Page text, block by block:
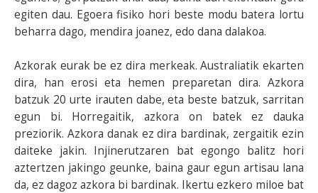
egiten dau. Egoera fisiko hori beste modu batera lortu
beharra dago, mendira joanez, edo dana dalakoa.
Azkorak eurak be ez dira merkeak. Australiatik ekarten
dira, han erosi eta hemen preparetan dira. Azkora
batzuk 20 urte irauten dabe, eta beste batzuk, sarritan
egun bi. Horregaitik, azkora on batek ez dauka
preziorik. Azkora danak ez dira bardinak, zergaitik ezin
daiteke jakin. Injinerutzaren bat egongo balitz hori
aztertzen jakingo geunke, baina gaur egun artisau lana
da, ez dagoz azkora bi bardinak. Ikertu ezkero miloe bat